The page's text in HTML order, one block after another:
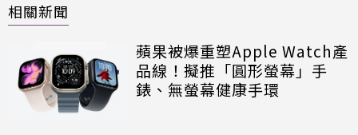
相關新聞
蘋果被爆重塑Apple Watch產
品線！擬推「圓形螢幕」手
錶、無螢幕健康手環